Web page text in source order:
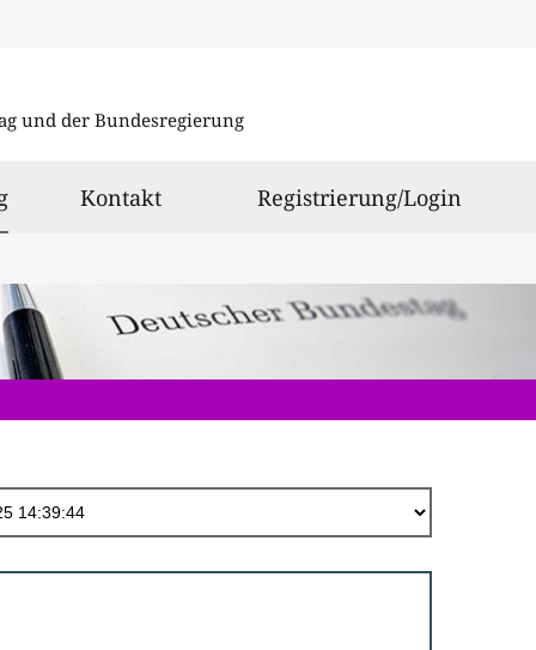
und der Bundesregierung
ausgewählt
Kontakt Registrierung/Login